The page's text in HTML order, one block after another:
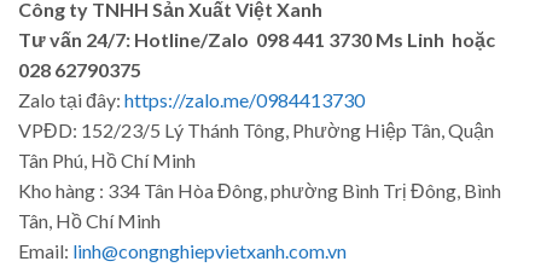
Công ty TNHH Sản Xuất Việt Xanh
Tư vấn 24/7: Hotline/Zalo 098 441 3730 Ms Linh hoặc
028 62790375
Zalo tại đây: https://zalo.me/0984413730
VPĐD: 152/23/5 Lý Thánh Tông, Phường Hiệp Tân, Quận
Tân Phú, Hồ Chí Minh
Kho hàng : 334 Tân Hòa Đông, phường Bình Trị Đông, Bình
Tân, Hồ Chí Minh
Email: linh@congnghiepvietxanh.com.vn